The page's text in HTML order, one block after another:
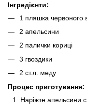
Інгредієнти:
1 пляшка червоного
2 апельсини
2 палички кориці
3 гвоздики
2 ст.л. меду
Процес приготування:
Наріжте апельсини